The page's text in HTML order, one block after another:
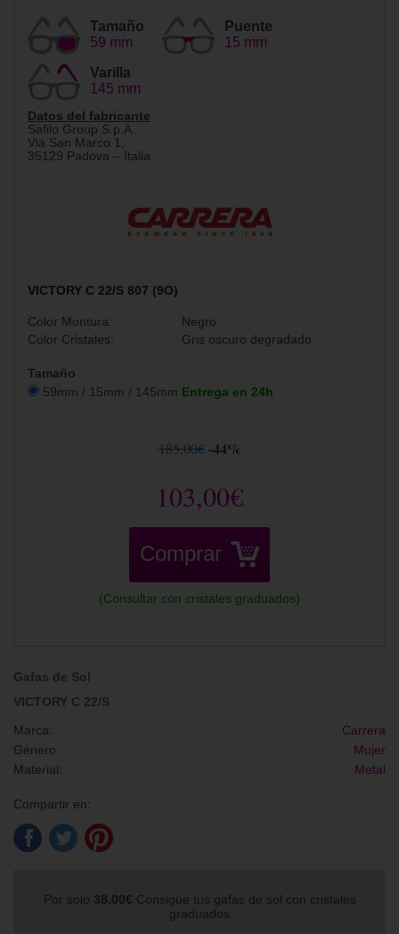
Tamaño
59 mm
Puente
15 mm
Varilla
145 mm
Datos del fabricante
Safilo Group S.p.A
Via San Marco 1,
35129 Padova – Italia
VICTORY C 22/S 807 (9O)
Color Montura:
Negro
Color Cristales:
Gris oscuro degradado
Tamaño
59mm / 15mm / 145mm Entrega en 24h
185,00€ -44%
103,00€
Comprar
(Consultar con cristales graduados)
Gafas de Sol
VICTORY C 22/S
Marca:
Carrera
Género:
Mujer
Material:
Metal
Compartir en:
Por sólo 38,00€ Consigue tus gafas de sol con cristales
graduados